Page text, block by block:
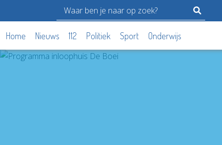
Home Nieuws 112 Politiek Sport Onderwijs